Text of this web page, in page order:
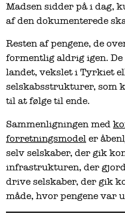
Madsen sidder på i dag,
af den dokumenterede
Resten af pengene, de
formentlig aldrig igen.
landet, vekslet i Tyrkiet
selskabsstrukturer, som
til at følge til ende.
Sammenligningen med
forretningsmodel er
selv selskaber, der gik
infrastrukturen, der
drive selskaber, der gik
måde, hvor pengene var